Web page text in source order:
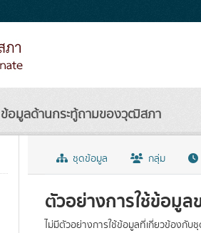
ข้อมูลด้านกระทู้ถามของวุฒิสภา
ชุดข้อมูล กลุ่ม
ตัวอย่างการใช้ข้อมู
ไม่มีตัวอย่างการใช้ข้อมูลที่เกี่ยวข้องกับ